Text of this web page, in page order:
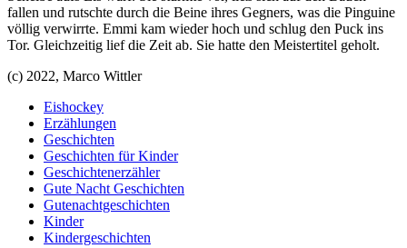
fallen und rutschte durch die Beine ihres Gegners, was die Pinguine
völlig verwirrte. Emmi kam wieder hoch und schlug den Puck ins
Tor. Gleichzeitig lief die Zeit ab. Sie hatte den Meistertitel geholt.
(c) 2022, Marco Wittler
Eishockey
Erzählungen
Geschichten
Geschichten für Kinder
Geschichtenerzähler
Gute Nacht Geschichten
Gutenachtgeschichten
Kinder
Kindergeschichten